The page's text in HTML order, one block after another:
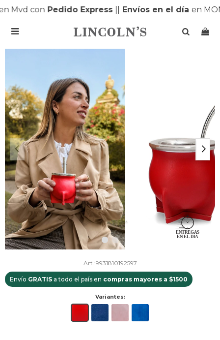
Mvd conPedido Express|| Envíos en el díaen

9931810192597
Envío GRATIS a todo el país en compras mayores a $1500
Variantes: